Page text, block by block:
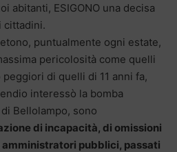
abitanti, ESIGONO una decisa
cittadini.
puntualmente ogni estate,
pericolosità come quelli
di quelli di 11 anni fa,
interessò la bomba
Bellolampo, sono
di incapacità, di omissioni
pubblici, passati